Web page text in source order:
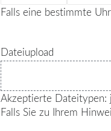
Stunden Minuten
Falls eine bestimmte
Dateiupload
Akzeptierte Dateitypen:
Falls Sie zu Ihrem